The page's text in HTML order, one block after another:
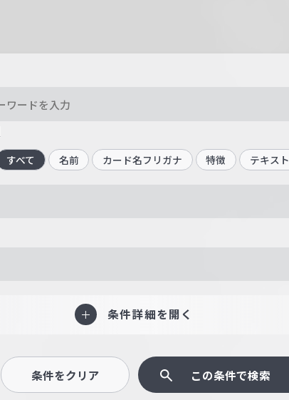
すべて 名前 カード名フリガナ 特徴 テキスト
条件詳細を開く
条件をクリア この条件で検索